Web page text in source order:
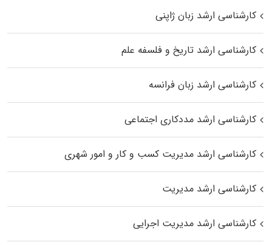
کارشناسی ارشد زبان ژاپنی
کارشناسی ارشد تاریخ و فلسفه علم
کارشناسی ارشد زبان فرانسه
کارشناسی ارشد مددکاری اجتماعی
کارشناسی ارشد مدیریت کسب و کار و امور شهری
کارشناسی ارشد مدیریت
کارشناسی ارشد مدیریت اجرایی